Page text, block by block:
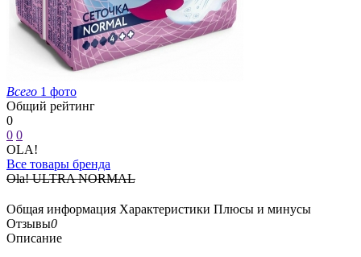
Всего 1 фото
Общий рейтинг
0
0 0
OLA!
Все товары бренда
Ola! ULTRA NORMAL
Общая информация Характеристики Плюсы и минусы
Отзывы0
Описание